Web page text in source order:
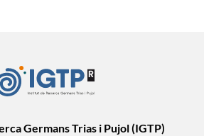
Germans Trias i Pujol (IGTP)